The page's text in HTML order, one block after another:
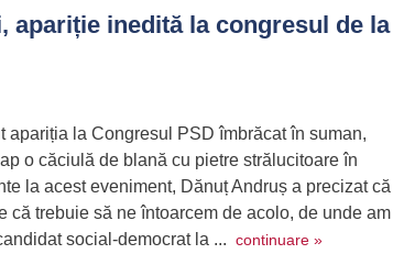
apariție inedită la congresul de la
apariția la Congresul PSD îmbrăcat în suman,
o căciulă de blană cu pietre strălucitoare în
la acest eveniment, Dănuț Andruș a precizat că
trebuie să ne întoarcem de acolo, de unde am
social-democrat la ... continuare »